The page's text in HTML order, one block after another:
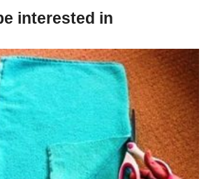
έναν πολύ κακό συνδυασμό και
εξάντληση. Είτε το
η λύση σε αυτό το πρόβλημα είναι
θα δείτε ένα μικρό θαύμα να
στα μάτια σας. Αυτό το κόλπο
το μωρό σας να ηρεμήσει, αλλά θα
interested in